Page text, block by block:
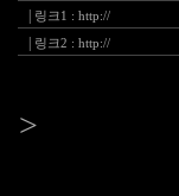
링크1 : http://
링크2 : http://
>